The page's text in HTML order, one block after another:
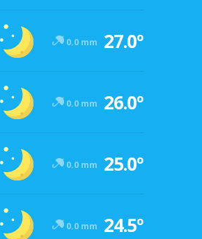
0.0 mm 27.0º
0.0 mm 26.0º
0.0 mm 25.0º
0.0 mm 24.5º